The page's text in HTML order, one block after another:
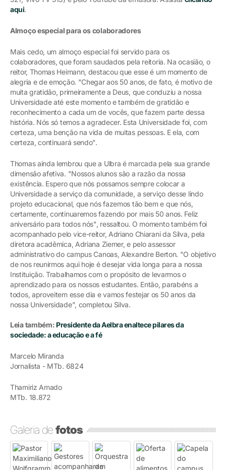
aqui.
Almoço especial para os colaboradores
Mais cedo, um almoço especial foi servido para os
colaboradores, que foram saudados pela reitoria. Na ocasião, o
reitor, Thomas Heimann, destacou que esse é um momento de
alegria e de emoção. "Chegar aos 50 anos, de fato, é motivo de
muita gratidão, primeiramente a Deus, que conduziu a nossa
Universidade até este momento e também de gratidão e
reconhecimento a cada um de vocês, que fazem parte dessa
história. Nós só temos a agradecer. Esta Universidade foi, com
certeza, uma benção na vida de muitas pessoas. E ela, com
certeza, continuará sendo".
Thomas ainda lembrou que a Ulbra é marcada pela sua grande
dimensão afetiva. "Nossos alunos são a razão da nossa
existência. Espero que nós possamos sempre colocar a
Universidade a serviço da comunidade, a serviço desse lindo
projeto educacional, que nós fazemos tão bem e que nós,
certamente, continuaremos fazendo por mais 50 anos. Feliz
aniversário para todos nós", ressaltou. O momento também foi
acompanhado pelo vice-reitor, Adriano Chiarani da Silva, pela
diretora acadêmica, Adriana Ziemer, e pelo assessor
administrativo do campus Canoas, Alexandre Berton. "O objetivo
de nos reunirmos aqui hoje é desejar vida longa para a nossa
Instituição. Trabalhamos com o propósito de levarmos o
aprendizado para os nossos estudantes. Então, parabéns a
todos, aproveitem esse dia e vamos festejar os 50 anos da
nossa Universidade", completou Silva.
Leia também: Presidente da Aelbra enaltece pilares da
sociedade: a educação e a fé
Marcelo Miranda
Jornalista - MTb. 6824
Thamiriz Amado
MTb. 18.872
Galeria defotos